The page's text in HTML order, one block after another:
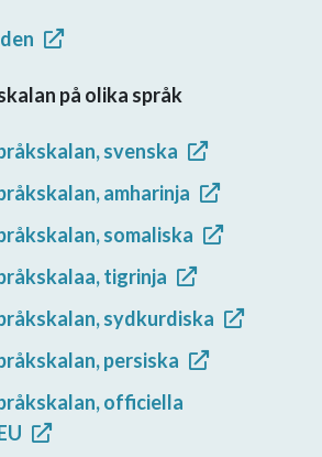
på olika språk
svenska
amharinja
somaliska
tigrinja
sydkurdiska
persiska
officiella